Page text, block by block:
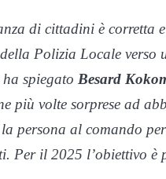
di cittadini è corretta
Polizia Locale verso
spiegato Besard
più volte sorprese ad
persona al comando
Per il 2025 l’obiettivo è